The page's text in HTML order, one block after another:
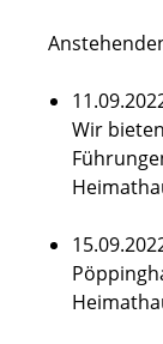
Wir